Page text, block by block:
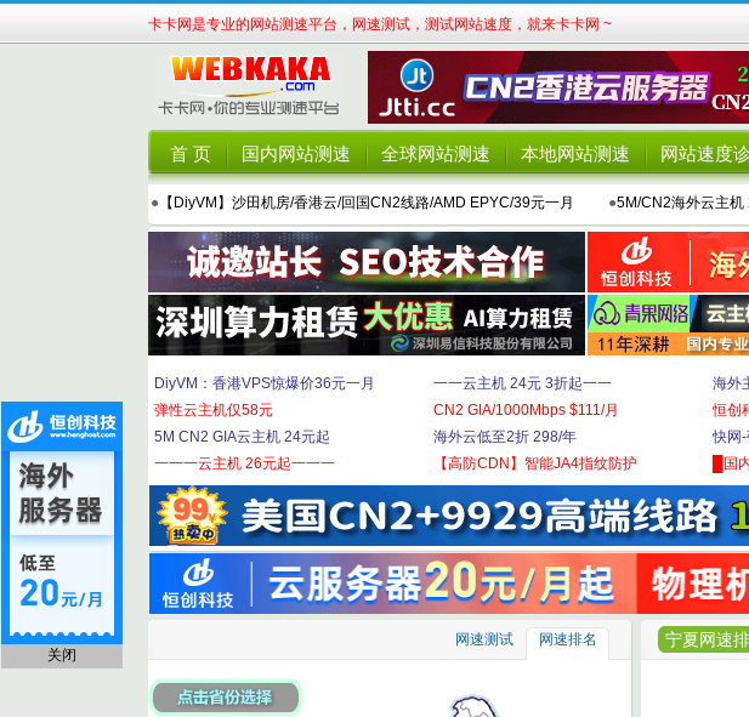
卡卡网是专业的网站测速平台，网速测试，测试网站速度，就来卡卡网 ~
首 页 国内网站测速 全球网站测速 本地网站测速 网站速度
● 【DiyVM】沙田机房/香港云/回国CN2线路/AMD EPYC/39元一月 ●5M/CN2海外云主机
DiyVM：香港VPS惊爆价36元一月
弹性云主机仅58元
5M CN2 GIA云主机 24元起
一一一云主机 26元起一一一
一一云主机 24元 3折起一一
CN2 GIA/1000Mbps $111/月
海外云低至2折 298/年
【高防CDN】智能JA4指纹防护
海外
恒创
快网
█国
网速测试 网速排名 宁夏网速
关闭